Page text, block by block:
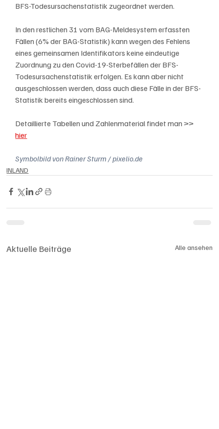
BFS-Todesursachenstatistik zugeordnet werden.
In den restlichen 31 vom BAG-Meldesystem erfassten
Fällen (6% der BAG-Statistik) kann wegen des Fehlens
eines gemeinsamen Identifikators keine eindeutige
Zuordnung zu den Covid-19-Sterbefällen der BFS-
Todesursachenstatistik erfolgen. Es kann aber nicht
ausgeschlossen werden, dass auch diese Fälle in der BFS-
Statistik bereits eingeschlossen sind.
Detaillierte Tabellen und Zahlenmaterial findet man >>
hier
Symbolbild von Rainer Sturm / pixelio.de
INLAND
Aktuelle Beiträge Alle ansehen